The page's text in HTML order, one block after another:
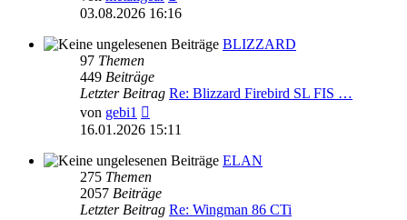
Beitrag
03.08.2026 16:16
BLIZZARD
97 Themen
449 Beiträge
Letzter Beitrag Re: Blizzard Firebird SL FIS …
von gebi1
Beitrag
16.01.2026 15:11
ELAN
275 Themen
2057 Beiträge
Letzter Beitrag Re: Wingman 86 CTi